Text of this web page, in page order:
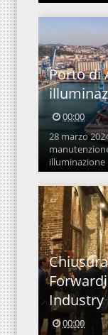
Porto di
00:00
28 marzo
illuminazione
Industry
00:00